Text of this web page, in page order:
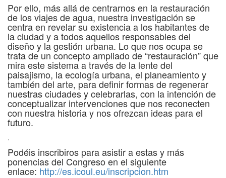
Por ello, más allá de centrarnos en la restauración
de los viajes de agua, nuestra investigación se
centra en revelar su existencia a los habitantes de
la ciudad y a todos aquellos responsables del
diseño y la gestión urbana. Lo que nos ocupa se
trata de un concepto ampliado de “restauración” que
mira este sistema a través de la lente del
paisajismo, la ecología urbana, el planeamiento y
también del arte, para definir formas de regenerar
nuestras ciudades y celebrarlas, con la intención de
conceptualizar intervenciones que nos reconecten
con nuestra historia y nos ofrezcan ideas para el
futuro.
.
Podéis inscribiros para asistir a estas y más
ponencias del Congreso en el siguiente
enlace: http://es.icoul.eu/inscripcion.htm